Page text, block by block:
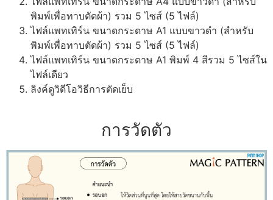
พิมพ์เพื่อทาบตัดผ้า) รวม 5 ไซส์ (5 ไฟล์)
ไฟล์แพทเทิร์น ขนาดกระดาษ A1 แบบขาวดำ (สำหรับ
พิมพ์เพื่อทาบตัดผ้า) รวม 5 ไซส์ (5 ไฟล์)
ไฟล์แพทเทิร์น ขนาดกระดาษ A1 พิมพ์ 4 สีรวม 5 ไซส์ใน
ไฟล์เดียว
ลิงค์ดูวิดีโอวิธีการตัดเย็บ
การวัดตัว